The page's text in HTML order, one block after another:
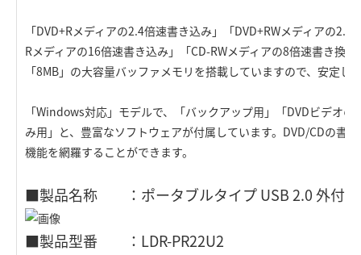
「DVD+Rメディアの2.4倍速書き込み」「DVD+RWメディアの
Rメディアの16倍速書き込み」「CD-RWメディアの8倍速書き換
「8MB」の大容量バッファメモリを搭載していますので、安定し
「Windows対応」モデルで、「バックアップ用」「DVDビデオ
み用」と、豊富なソフトウェアが付属しています。DVD/CDの書
機能を網羅することができます。
■製品名称 ：ポータブルタイプ USB 2.0 外付型
■製品型番 ：LDR-PR22U2